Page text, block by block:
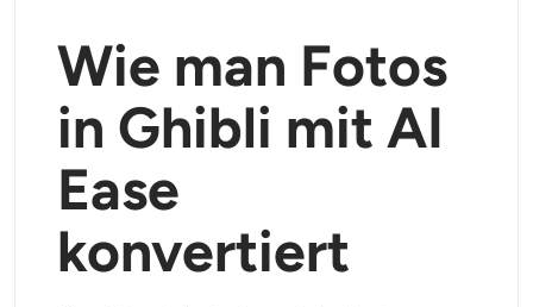
Wie man Fotos
in Ghibli mit AI
Ease
konvertiert